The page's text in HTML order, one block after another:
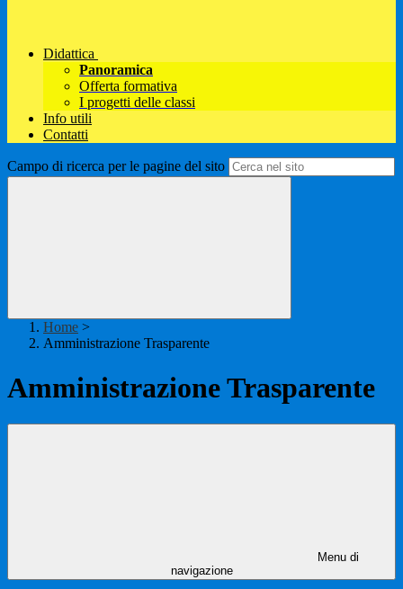
Didattica
Panoramica
Offerta formativa
I progetti delle classi
Info utili
Contatti
Campo di ricerca per le pagine del sito
Home >
Amministrazione Trasparente
Amministrazione Trasparente
Menu di
navigazione